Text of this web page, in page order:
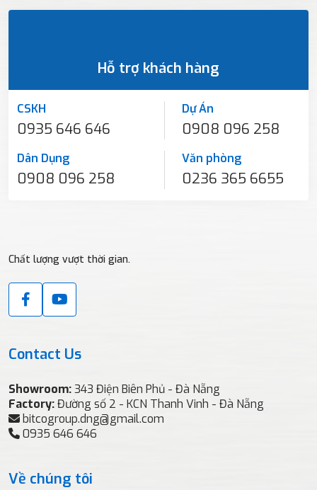
Hỗ trợ khách hàng
CSKH
0935 646 646
Dự Án
0908 096 258
Dân Dụng
0908 096 258
Văn phòng
0236 365 6655
Chất lượng vượt thời gian.
Contact Us
Showroom:343 Điện Biên Phủ - Đà Nẵng
Factory:Đường số 2 - KCN Thanh Vinh - Đà Nẵng
bitcogroup.dng@gmail.com
0935 646 646
Về chúng tôi